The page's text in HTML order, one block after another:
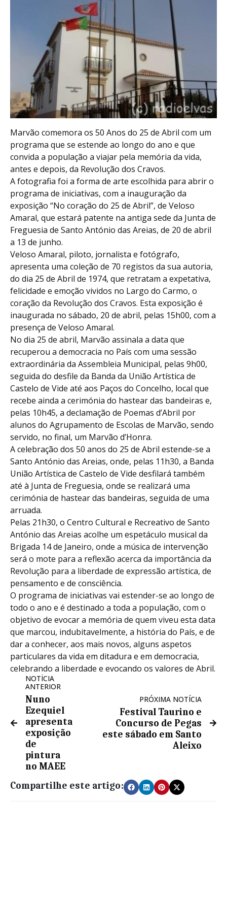
Marvão comemora os 50 Anos do 25 de Abril com um
programa que se estende ao longo do ano e que
convida a população a viajar pela memória da vida,
antes e depois, da Revolução dos Cravos.
A fotografia foi a forma de arte escolhida para abrir o
programa de iniciativas, com a inauguração da
exposição “No coração do 25 de Abril”, de Veloso
Amaral, que estará patente na antiga sede da Junta de
Freguesia de Santo António das Areias, de 20 de abril
a 13 de junho.
Veloso Amaral, piloto, jornalista e fotógrafo,
apresenta uma coleção de 70 registos da sua autoria,
do dia 25 de Abril de 1974, que retratam a expetativa,
felicidade e emoção vividos no Largo do Carmo, o
coração da Revolução dos Cravos. Esta exposição é
inaugurada no sábado, 20 de abril, pelas 15h00, com a
presença de Veloso Amaral.
No dia 25 de abril, Marvão assinala a data que
recuperou a democracia no País com uma sessão
extraordinária da Assembleia Municipal, pelas 9h00,
seguida do desfile da Banda da União Artística de
Castelo de Vide até aos Paços do Concelho, local que
recebe ainda a cerimónia do hastear das bandeiras e,
pelas 10h45, a declamação de Poemas d’Abril por
alunos do Agrupamento de Escolas de Marvão, sendo
servido, no final, um Marvão d’Honra.
A celebração dos 50 anos do 25 de Abril estende-se a
Santo António das Areias, onde, pelas 11h30, a Banda
União Artística de Castelo de Vide desfilará também
até à Junta de Freguesia, onde se realizará uma
cerimónia de hastear das bandeiras, seguida de uma
arruada.
Pelas 21h30, o Centro Cultural e Recreativo de Santo
António das Areias acolhe um espetáculo musical da
Brigada 14 de Janeiro, onde a música de intervenção
será o mote para a reflexão acerca da importância da
Revolução para a liberdade de expressão artística, de
pensamento e de consciência.
O programa de iniciativas vai estender-se ao longo de
todo o ano e é destinado a toda a população, com o
objetivo de evocar a memória de quem viveu esta data
que marcou, indubitavelmente, a história do País, e de
dar a conhecer, aos mais novos, alguns aspetos
particulares da vida em ditadura e em democracia,
celebrando a liberdade e evocando os valores de Abril.
NOTÍCIA
ANTERIOR
Nuno
Ezequiel
apresenta
exposição
de
pintura
no MAEE
PRÓXIMA NOTÍCIA
Festival Taurino e
Concurso de Pegas
este sábado em Santo
Aleixo
Compartilhe este artigo: